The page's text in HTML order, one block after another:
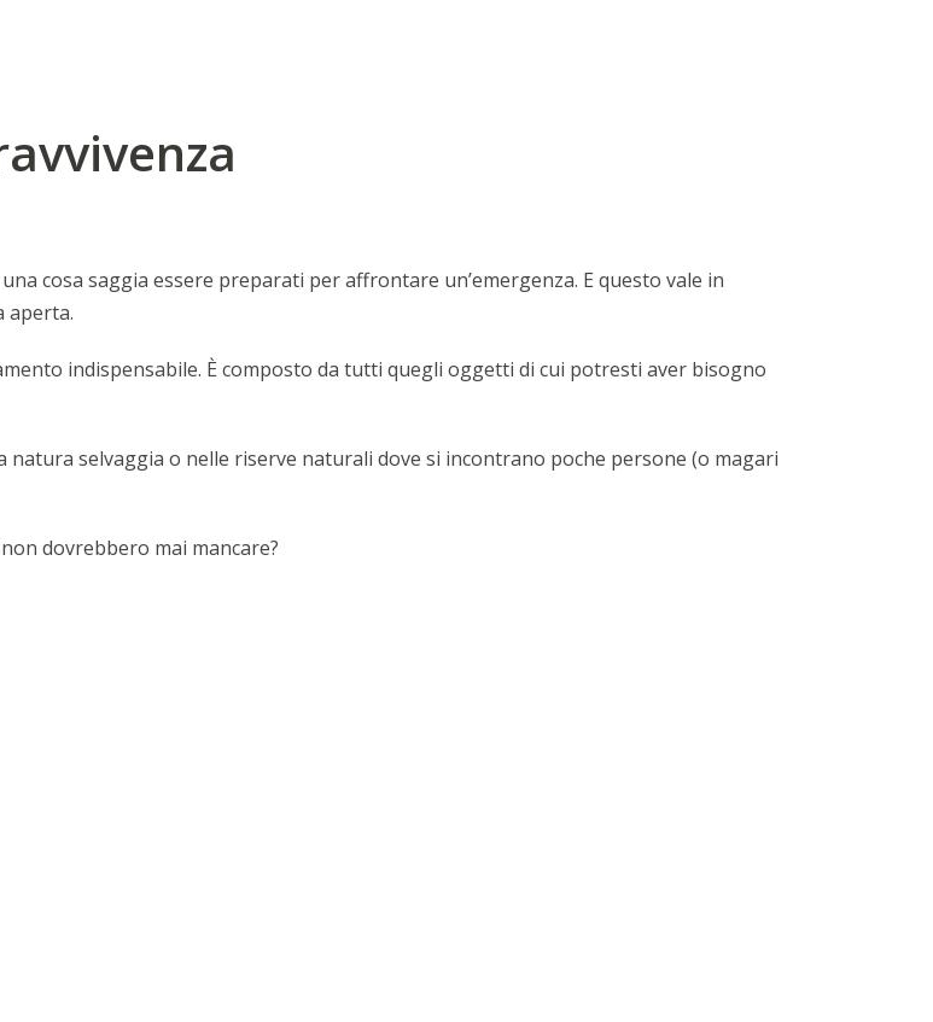
cosa saggia essere preparati per affrontare un’emergenza. E questo vale in
aperta.
indispensabile. È composto da tutti quegli oggetti di cui potresti aver bisogno
selvaggia o nelle riserve naturali dove si incontrano poche persone (o magari
dovrebbero mai mancare?